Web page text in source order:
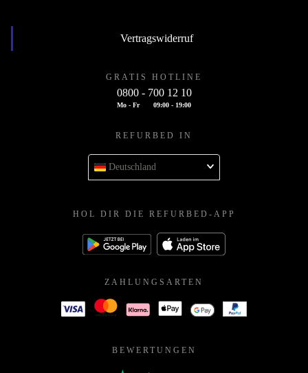
Vertragswiderruf
GRATIS HOTLINE
0800 - 700 12 10
Mo - Fr 09:00 - 19:00
REFURBED IN
Deutschland
HOL DIR DIE REFURBED-APP
ZAHLUNGSARTEN
BEWERTUNGEN